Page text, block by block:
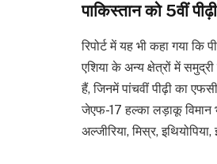
पाकिस्तान को 5वीं
रिपोर्ट में यह भी कहा गया
एशिया के अन्य क्षेत्रों में
हैं, जिनमें पांचवीं पीढ़ी का
जेएफ-17 हल्का लड़ाकू विमान
अल्जीरिया, मिस्र,